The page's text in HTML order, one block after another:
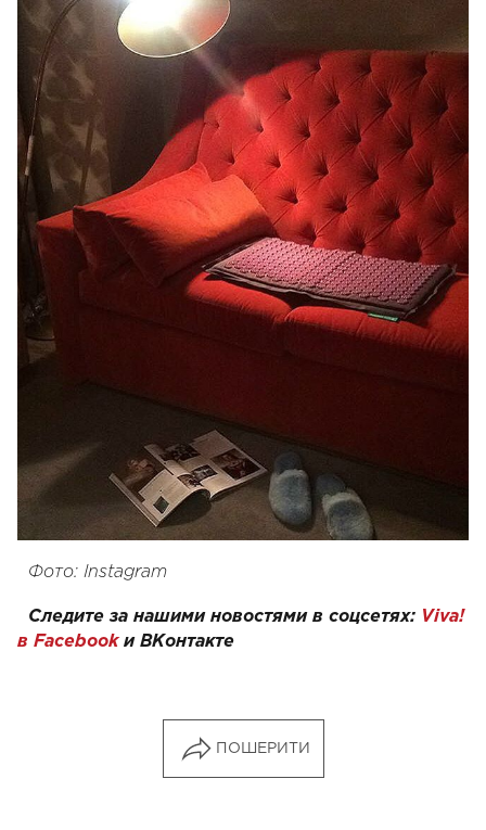
Фото: Instagram
Следите за нашими новостями в соцсетях: Viva!
в Facebookи ВКонтакте
ПОШЕРИТИ